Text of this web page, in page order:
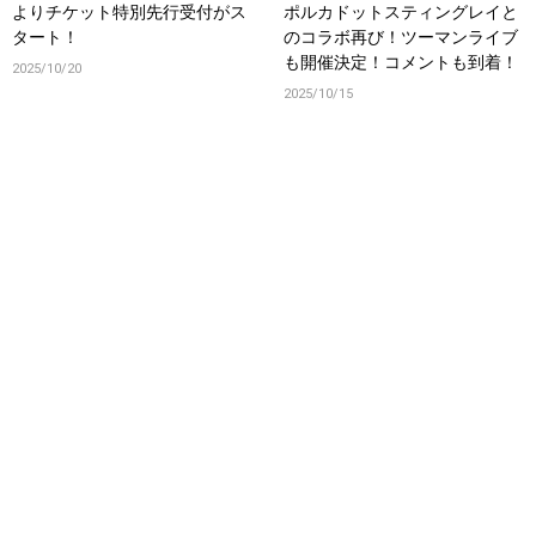
よりチケット特別先行受付がス
タート！
2025/10/20
ポルカドットスティングレイと
のコラボ再び！ツーマンライブ
も開催決定！コメントも到着！
2025/10/15